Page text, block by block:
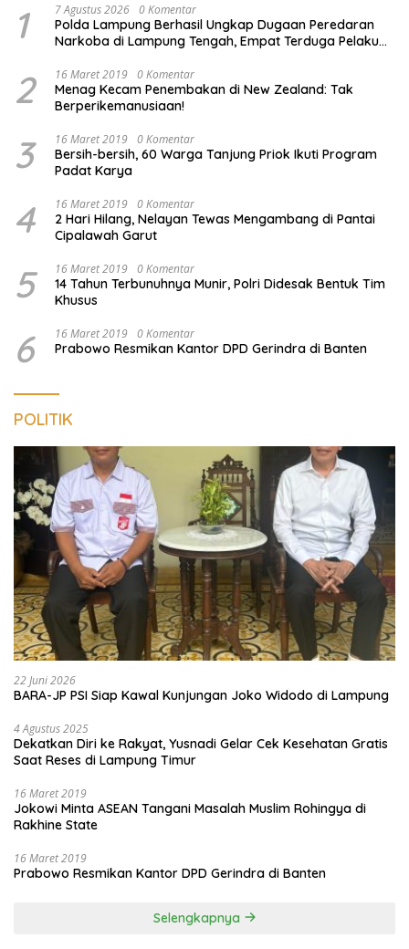
1 7 Agustus 2026 0 Komentar
Polda Lampung Berhasil Ungkap Dugaan Peredaran
Narkoba di Lampung Tengah, Empat Terduga Pelaku
2 16 Maret 2019 0 Komentar
Menag Kecam Penembakan di New Zealand: Tak
Berperikemanusiaan!
3 16 Maret 2019 0 Komentar
Bersih-bersih, 60 Warga Tanjung Priok Ikuti Program
Padat Karya
4 16 Maret 2019 0 Komentar
2 Hari Hilang, Nelayan Tewas Mengambang di Pantai
Cipalawah Garut
5 16 Maret 2019 0 Komentar
14 Tahun Terbunuhnya Munir, Polri Didesak Bentuk Tim
Khusus
6 16 Maret 2019 0 Komentar
Prabowo Resmikan Kantor DPD Gerindra di Banten
POLITIK
22 Juni 2026
BARA-JP PSI Siap Kawal Kunjungan Joko Widodo di Lampung
4 Agustus 2025
Dekatkan Diri ke Rakyat, Yusnadi Gelar Cek Kesehatan Gratis
Saat Reses di Lampung Timur
16 Maret 2019
Jokowi Minta ASEAN Tangani Masalah Muslim Rohingya di
Rakhine State
16 Maret 2019
Prabowo Resmikan Kantor DPD Gerindra di Banten
Selengkapnya